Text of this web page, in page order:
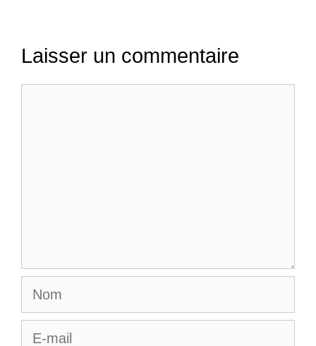
Laisser un commentaire
Nom
E-